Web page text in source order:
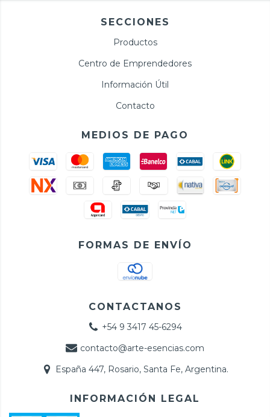
SECCIONES
Productos
Centro de Emprendedores
Información Útil
Contacto
MEDIOS DE PAGO
FORMAS DE ENVÍO
CONTACTANOS
+54 9 3417 45-6294
contacto@arte-esencias.com
España 447, Rosario, Santa Fe, Argentina.
INFORMACIÓN LEGAL